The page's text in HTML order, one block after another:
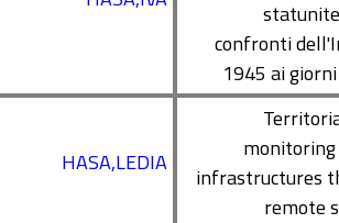
confronti
1945 ai
HASA,LEDIA
infrastructures
remote